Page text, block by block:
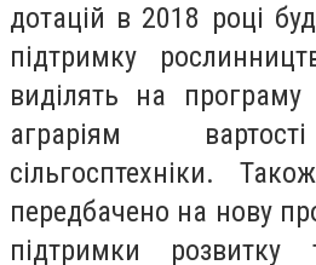
дотацій в 2018 році
підтримку
виділять на програму
аграріям
сільгосптехніки.
передбачено на нову
підтримки розвитку